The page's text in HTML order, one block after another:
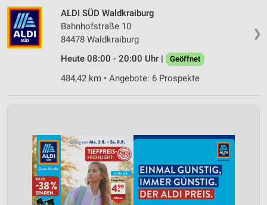
❯
ALDI SÜD Waldkraiburg
Bahnhofstraße 10
84478 Waldkraiburg
Heute 08:00 - 20:00 Uhr |
Geöffnet
484,42 km • Angebote: 6 Prospekte